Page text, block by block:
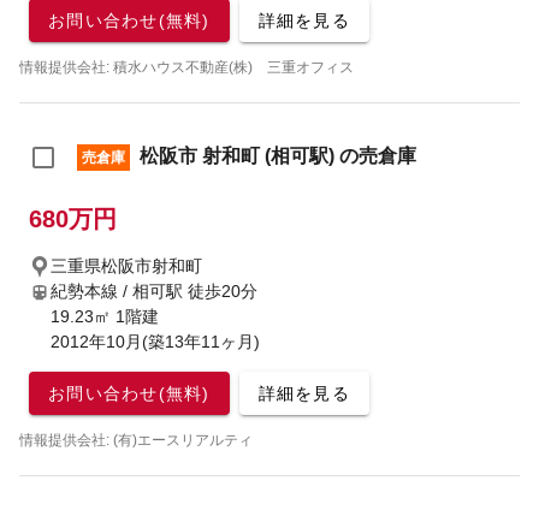
お問い合わせ(無料) 詳細を見る
情報提供会社: 積水ハウス不動産(株) 三重オフィス
売倉庫 松阪市 射和町 (相可駅) の売倉庫
680万円
三重県松阪市射和町
紀勢本線 / 相可駅 徒歩20分
19.23㎡ 1階建
2012年10月(築13年11ヶ月)
お問い合わせ(無料) 詳細を見る
情報提供会社: (有)エースリアルティ